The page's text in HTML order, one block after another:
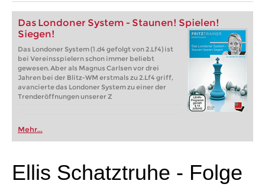
Das Londoner System - Staunen! Spielen!
Siegen!
Das Londoner System (1.d4 gefolgt von 2.Lf4) ist
bei Vereinsspielern schon immer beliebt
gewesen. Aber als Magnus Carlsen vor drei
Jahren bei der Blitz-WM erstmals zu 2.Lf4 griff,
avancierte das Londoner System zu einer der
Trenderöffnungen unserer Z
Mehr...
Ellis Schatztruhe - Folge